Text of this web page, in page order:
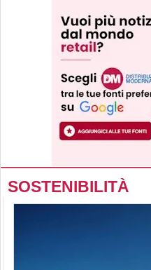
SOSTENIBILITÀ